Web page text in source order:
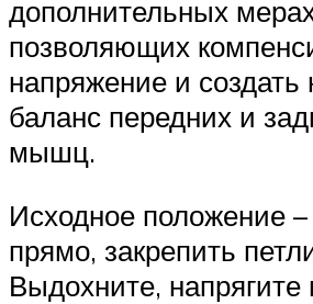
дополнительных
позволяющих
напряжение и
баланс передних и
мышц.
Исходное положение –
прямо, закрепить
Выдохните,